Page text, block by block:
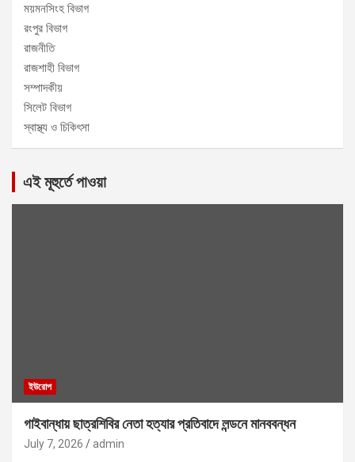
ময়মনসিংহ বিভাগ
রংপুর বিভাগ
রাজনীতি
রাজশাহী বিভাগ
সম্পাদকীয়
সিলেট বিভাগ
স্বাস্থ্য ও চিকিৎসা
এই মূহুর্তে পাওয়া
ইউরোপ
গাইবান্ধায় ছাত্রশিবির নেতা হত্যার প্রতিবাদে লন্ডনে মানববন্ধন
July 7, 2026 admin